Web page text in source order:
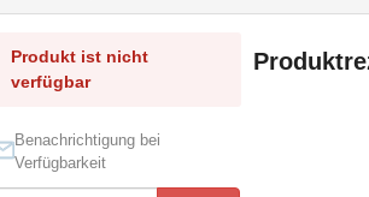
Produkt ist nicht
verfügbar
Benachrichtigung bei
Verfügbarkeit